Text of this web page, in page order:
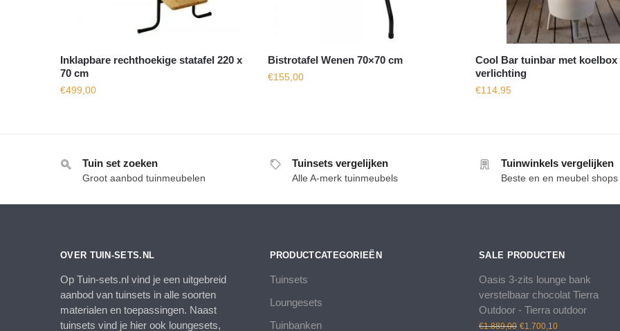
Inklapbare rechthoekige statafel 220 x
70 cm
€499,00
Bistrotafel Wenen 70×70 cm
€155,00
Cool Bar tuinbar met koelbox
verlichting
€114,95
Tuin set zoeken
Groot aanbod tuinmeubelen
Tuinsets vergelijken
Alle A-merk tuinmeubels
Tuinwinkels vergelijken
Beste en en meubel shops
OVER TUIN-SETS.NL
Op Tuin-sets.nl vind je een uitgebreid
aanbod van tuinsets in alle soorten
materialen en toepassingen. Naast
tuinsets vind je hier ook loungesets,
PRODUCTCATEGORIEËN
Tuinsets
Loungesets
Tuinbanken
SALE PRODUCTEN
Oasis 3-zits lounge bank
verstelbaar chocolat Tierra
Outdoor - Tierra outdoor
€1.889,00 Oorspronkelijke
€1.700,10Huidige